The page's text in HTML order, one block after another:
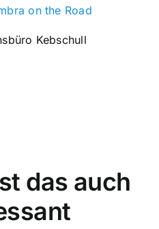
on the Road
Kebschull
das auch